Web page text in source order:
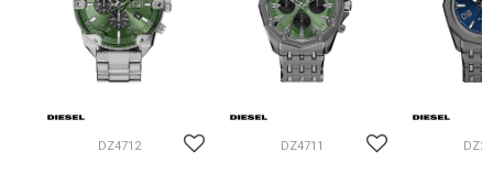
DZ4712 DZ4711